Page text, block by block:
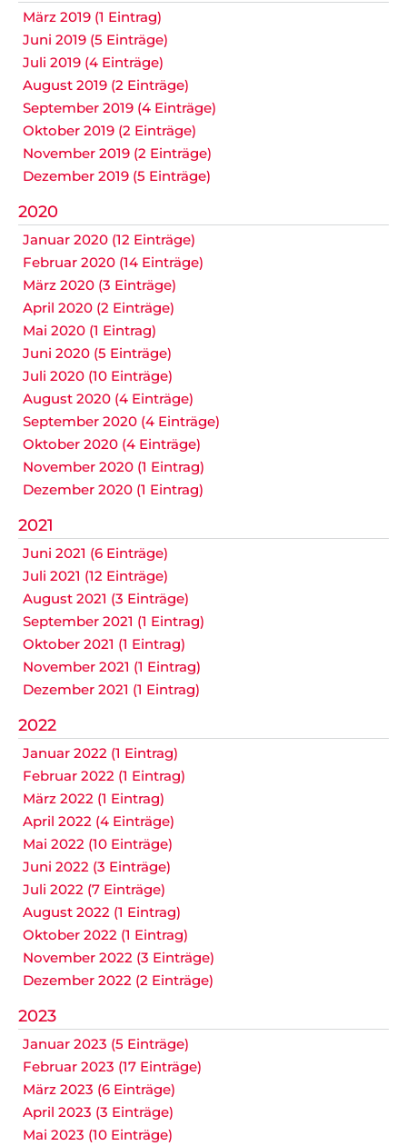
März 2019 (1 Eintrag)
Juni 2019 (5 Einträge)
Juli 2019 (4 Einträge)
August 2019 (2 Einträge)
September 2019 (4 Einträge)
Oktober 2019 (2 Einträge)
November 2019 (2 Einträge)
Dezember 2019 (5 Einträge)
2020
Januar 2020 (12 Einträge)
Februar 2020 (14 Einträge)
März 2020 (3 Einträge)
April 2020 (2 Einträge)
Mai 2020 (1 Eintrag)
Juni 2020 (5 Einträge)
Juli 2020 (10 Einträge)
August 2020 (4 Einträge)
September 2020 (4 Einträge)
Oktober 2020 (4 Einträge)
November 2020 (1 Eintrag)
Dezember 2020 (1 Eintrag)
2021
Juni 2021 (6 Einträge)
Juli 2021 (12 Einträge)
August 2021 (3 Einträge)
September 2021 (1 Eintrag)
Oktober 2021 (1 Eintrag)
November 2021 (1 Eintrag)
Dezember 2021 (1 Eintrag)
2022
Januar 2022 (1 Eintrag)
Februar 2022 (1 Eintrag)
März 2022 (1 Eintrag)
April 2022 (4 Einträge)
Mai 2022 (10 Einträge)
Juni 2022 (3 Einträge)
Juli 2022 (7 Einträge)
August 2022 (1 Eintrag)
Oktober 2022 (1 Eintrag)
November 2022 (3 Einträge)
Dezember 2022 (2 Einträge)
2023
Januar 2023 (5 Einträge)
Februar 2023 (17 Einträge)
März 2023 (6 Einträge)
April 2023 (3 Einträge)
Mai 2023 (10 Einträge)
Nicht das Richtige gefunden?
Bitte nehmen Sie Kontakt mit uns auf. Wir helfen
gerne weiter.
post@svo.germaringen.de
Navigation
überspringen
Anfahrt Impressum